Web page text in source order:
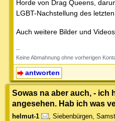
Horde von Drag Queens,
LGBT-Nachstellung des
Auch weitere Bilder und
--
Keine Abmahnung ohne vorherigen
antworten
Sowas na aber auch, - ich
angesehen. Hab ich was
helmut-1 , Siebenbürgen,